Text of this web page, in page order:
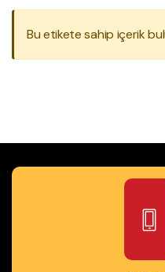
Bu etikete sahip içerik